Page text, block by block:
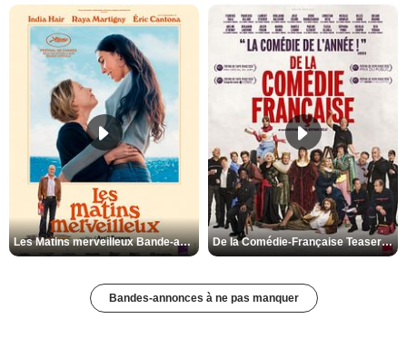
Les Matins merveilleux Bande-annonce VF De la Comédie-Française Teaser VF
Bandes-annonces à ne pas manquer